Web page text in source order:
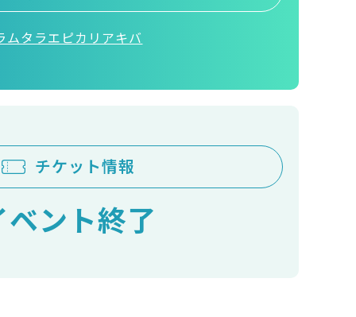
ムタラエピカリアキバ
チケット情報
ベント終了